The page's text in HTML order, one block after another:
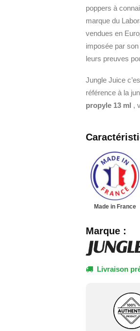
poppers à
marque du
vendues en
imposée par
leurs preuves
Jungle Juice
référence à la
propyle 13 ml ,
Made in France
Marque :
Livraison